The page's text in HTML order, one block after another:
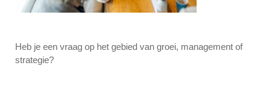
Heb je een vraag op het gebied van groei, management of
strategie?